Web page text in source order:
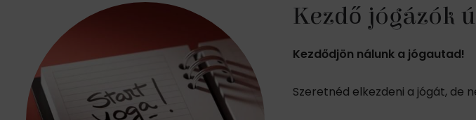
Kezdő jógázók
Kezdődjön nálunk a jógautad!
Szeretnéd elkezdeni a jógát, de